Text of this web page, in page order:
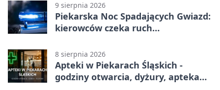
9 sierpnia 2026
Piekarska Noc Spadających Gwiazd:
kierowców czeka ruch
8 sierpnia 2026
Apteki w Piekarach Śląskich -
godziny otwarcia, dyżury, apteka